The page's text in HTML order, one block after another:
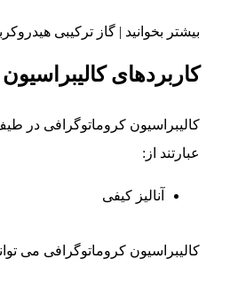
بیشتر بخوانید | گاز ترکیبی
کاربردهای
عبارتند از:
آنالیز کیفی
کالیبراسیون کروماتوگرافی می